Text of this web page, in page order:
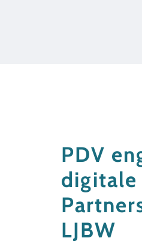
PDV
digitale
LJBW